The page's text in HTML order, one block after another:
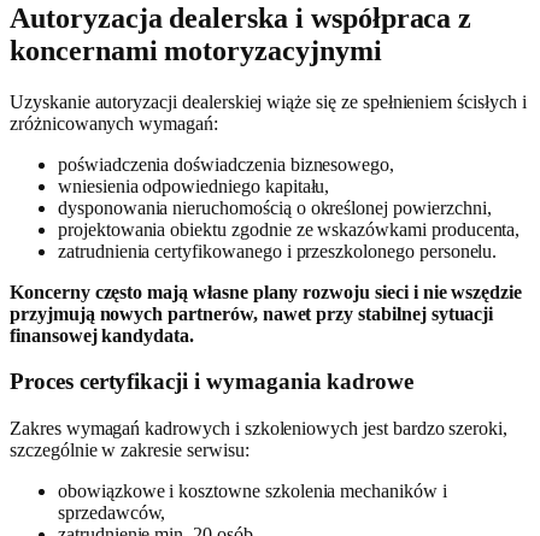
Autoryzacja dealerska i współpraca z
koncernami motoryzacyjnymi
Uzyskanie autoryzacji dealerskiej wiąże się ze spełnieniem ścisłych i
zróżnicowanych wymagań:
poświadczenia doświadczenia biznesowego,
wniesienia odpowiedniego kapitału,
dysponowania nieruchomością o określonej powierzchni,
projektowania obiektu zgodnie ze wskazówkami producenta,
zatrudnienia certyfikowanego i przeszkolonego personelu.
Koncerny często mają własne plany rozwoju sieci i nie wszędzie
przyjmują nowych partnerów, nawet przy stabilnej sytuacji
finansowej kandydata.
Proces certyfikacji i wymagania kadrowe
Zakres wymagań kadrowych i szkoleniowych jest bardzo szeroki,
szczególnie w zakresie serwisu:
obowiązkowe i kosztowne szkolenia mechaników i
sprzedawców,